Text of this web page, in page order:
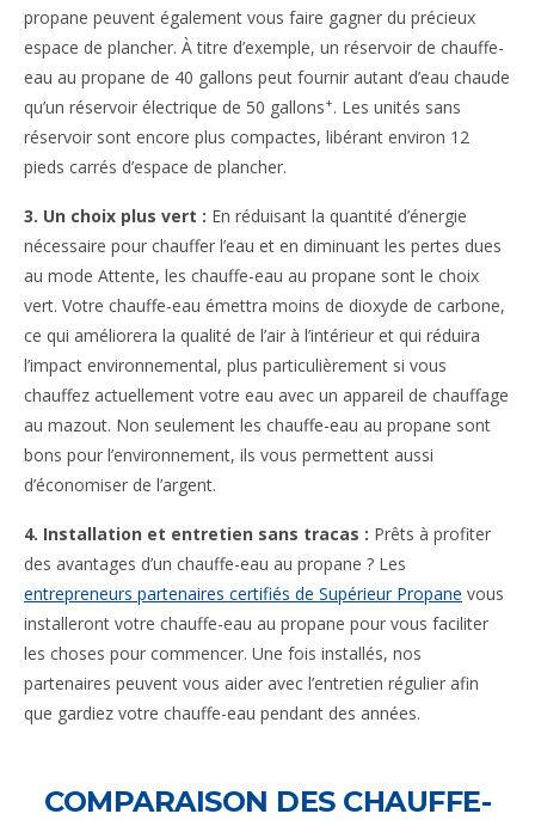
propane peuvent également vous faire gagner du précieux
espace de plancher. À titre d’exemple, un réservoir de chauffe-
eau au propane de 40 gallons peut fournir autant d’eau chaude
qu’un réservoir électrique de 50 gallons+. Les unités sans
réservoir sont encore plus compactes, libérant environ 12
pieds carrés d’espace de plancher.
3. Un choix plus vert : En réduisant la quantité d’énergie
nécessaire pour chauffer l’eau et en diminuant les pertes dues
au mode Attente, les chauffe-eau au propane sont le choix
vert. Votre chauffe-eau émettra moins de dioxyde de carbone,
ce qui améliorera la qualité de l’air à l’intérieur et qui réduira
l’impact environnemental, plus particulièrement si vous
chauffez actuellement votre eau avec un appareil de chauffage
au mazout. Non seulement les chauffe-eau au propane sont
bons pour l’environnement, ils vous permettent aussi
d’économiser de l’argent.
4. Installation et entretien sans tracas : Prêts à profiter
des avantages d’un chauffe-eau au propane ? Les
entrepreneurs partenaires certifiés de Supérieur Propane vous
installeront votre chauffe-eau au propane pour vous faciliter
les choses pour commencer. Une fois installés, nos
partenaires peuvent vous aider avec l’entretien régulier afin
que gardiez votre chauffe-eau pendant des années.
COMPARAISON DES CHAUFFE-